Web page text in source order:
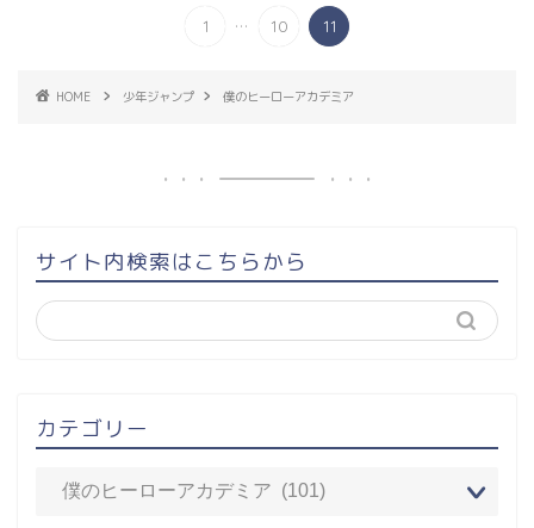
1 ... 10 11
HOME 少年ジャンプ 僕のヒーローアカデミア
サイト内検索はこちらから
カテゴリー